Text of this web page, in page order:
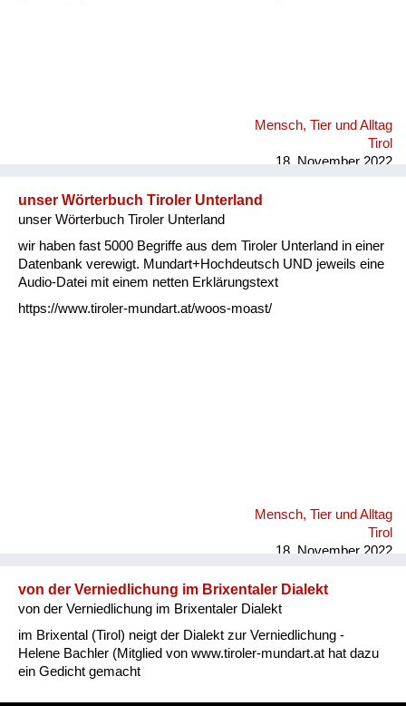
Mensch, Tier und Alltag
Tirol
18. November 2022
unser Wörterbuch Tiroler Unterland
unser Wörterbuch Tiroler Unterland
wir haben fast 5000 Begriffe aus dem Tiroler Unterland in einer
Datenbank verewigt. Mundart+Hochdeutsch UND jeweils eine
Audio-Datei mit einem netten Erklärungstext
https://www.tiroler-mundart.at/woos-moast/
Mensch, Tier und Alltag
Tirol
18. November 2022
von der Verniedlichung im Brixentaler Dialekt
von der Verniedlichung im Brixentaler Dialekt
im Brixental (Tirol) neigt der Dialekt zur Verniedlichung -
Helene Bachler (Mitglied von www.tiroler-mundart.at hat dazu
ein Gedicht gemacht